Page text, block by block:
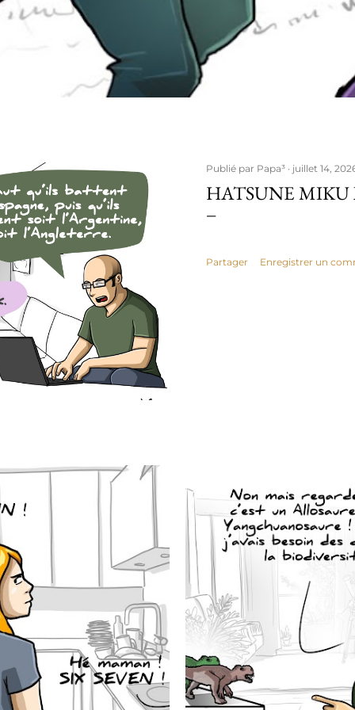
Publié par Papa³ juillet 14,
HATSUNE
Partager Enregistrer un